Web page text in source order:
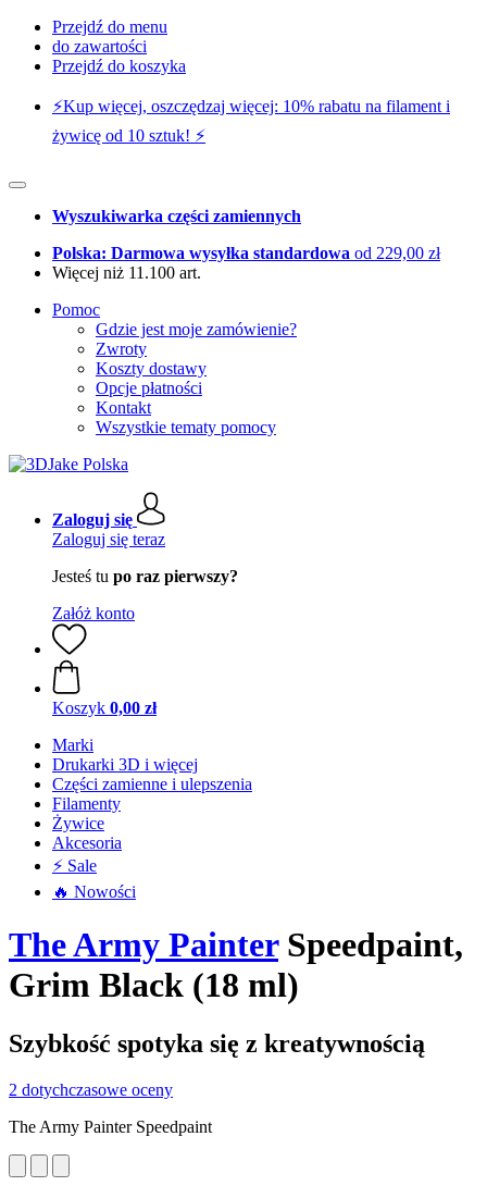
Przejdź do menu
do zawartości
Przejdź do koszyka
⚡️Kup więcej, oszczędzaj więcej: 10% rabatu na filament i
żywicę od 10 sztuk! ⚡️
Wyszukiwarka części zamiennych
Polska: Darmowa wysyłka standardowa od 229,00 zł
Więcej niż 11.100 art.
Pomoc
Gdzie jest moje zamówienie?
Zwroty
Koszty dostawy
Opcje płatności
Kontakt
Wszystkie tematy pomocy
Zaloguj się
Zaloguj się teraz
Jesteś tu po raz pierwszy?
Załóż konto
Koszyk 0,00 zł
Marki
Drukarki 3D i więcej
Części zamienne i ulepszenia
Filamenty
Żywice
Akcesoria
⚡ Sale
🔥 Nowości
The Army PainterSpeedpaint,
Grim Black (18 ml)
Szybkość spotyka się z kreatywnością
2 dotychczasowe oceny
The Army Painter Speedpaint